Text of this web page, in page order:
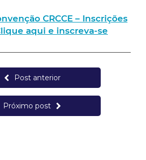
CRCCE – Inscrições
aqui e inscreva-se
Post anterior
Próximo post